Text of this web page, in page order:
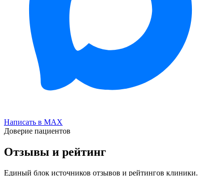
Написать в MAX
Доверие пациентов
Отзывы и рейтинг
Единый блок источников отзывов и рейтингов клиники.